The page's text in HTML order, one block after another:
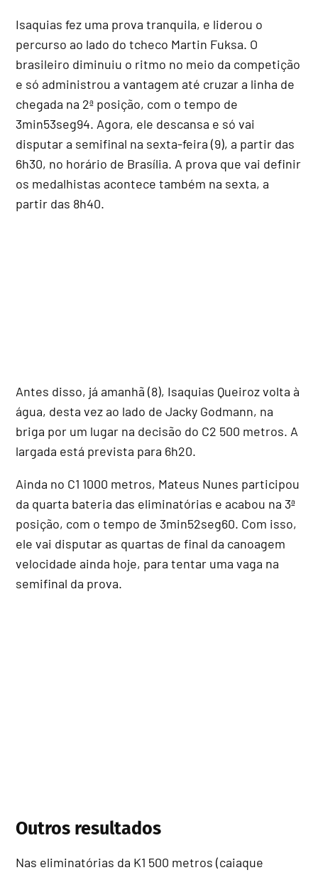
Isaquias fez uma prova tranquila, e liderou o
percurso ao lado do tcheco Martin Fuksa. O
brasileiro diminuiu o ritmo no meio da competição
e só administrou a vantagem até cruzar a linha de
chegada na 2ª posição, com o tempo de
3min53seg94. Agora, ele descansa e só vai
disputar a semifinal na sexta-feira (9), a partir das
6h30, no horário de Brasília. A prova que vai definir
os medalhistas acontece também na sexta, a
partir das 8h40.
Antes disso, já amanhã (8), Isaquias Queiroz volta à
água, desta vez ao lado de Jacky Godmann, na
briga por um lugar na decisão do C2 500 metros. A
largada está prevista para 6h20.
Ainda no C1 1000 metros, Mateus Nunes participou
da quarta bateria das eliminatórias e acabou na 3ª
posição, com o tempo de 3min52seg60. Com isso,
ele vai disputar as quartas de final da canoagem
velocidade ainda hoje, para tentar uma vaga na
semifinal da prova.
Outros resultados
Nas eliminatórias da K1 500 metros (caiaque